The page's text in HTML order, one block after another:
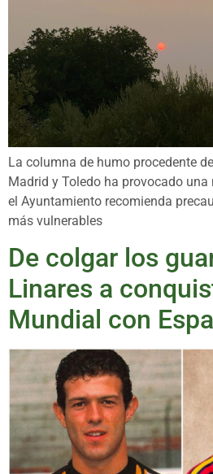
La columna de humo procedente
Madrid y Toledo ha provocado
el Ayuntamiento recomienda
más vulnerables
De colgar los
Linares a
Mundial con